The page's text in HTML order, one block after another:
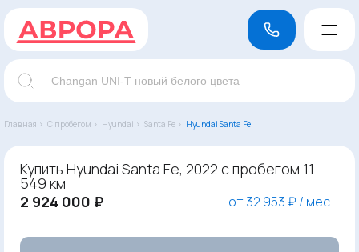
Главная › С пробегом › Hyundai › Santa Fe › Hyundai Santa Fe
Купить Hyundai Santa Fe, 2022 с пробегом 11
549 км
2 924 000 ₽
от 32 953 ₽ / мес.